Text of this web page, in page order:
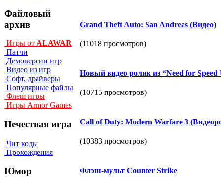
Файловый
архив
Игры от ALAWAR
Патчи
Демоверсии игр
Видео из игр
Софт, драйверы
Популярные файлы
Флеш игры
Игры Armor Games
Нечестная игра
Чит коды
Прохождения
Юмор
Grand Theft Auto: San Andreas (Видео)
(11018 просмотров)
Новый видео ролик из “Need for
(10715 просмотров)
Call of Duty: Modern Warfare 3
(10383 просмотров)
Флэш-мульт Counter Strike